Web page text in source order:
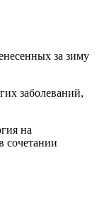
за зиму
заболеваний,
на
сочетании